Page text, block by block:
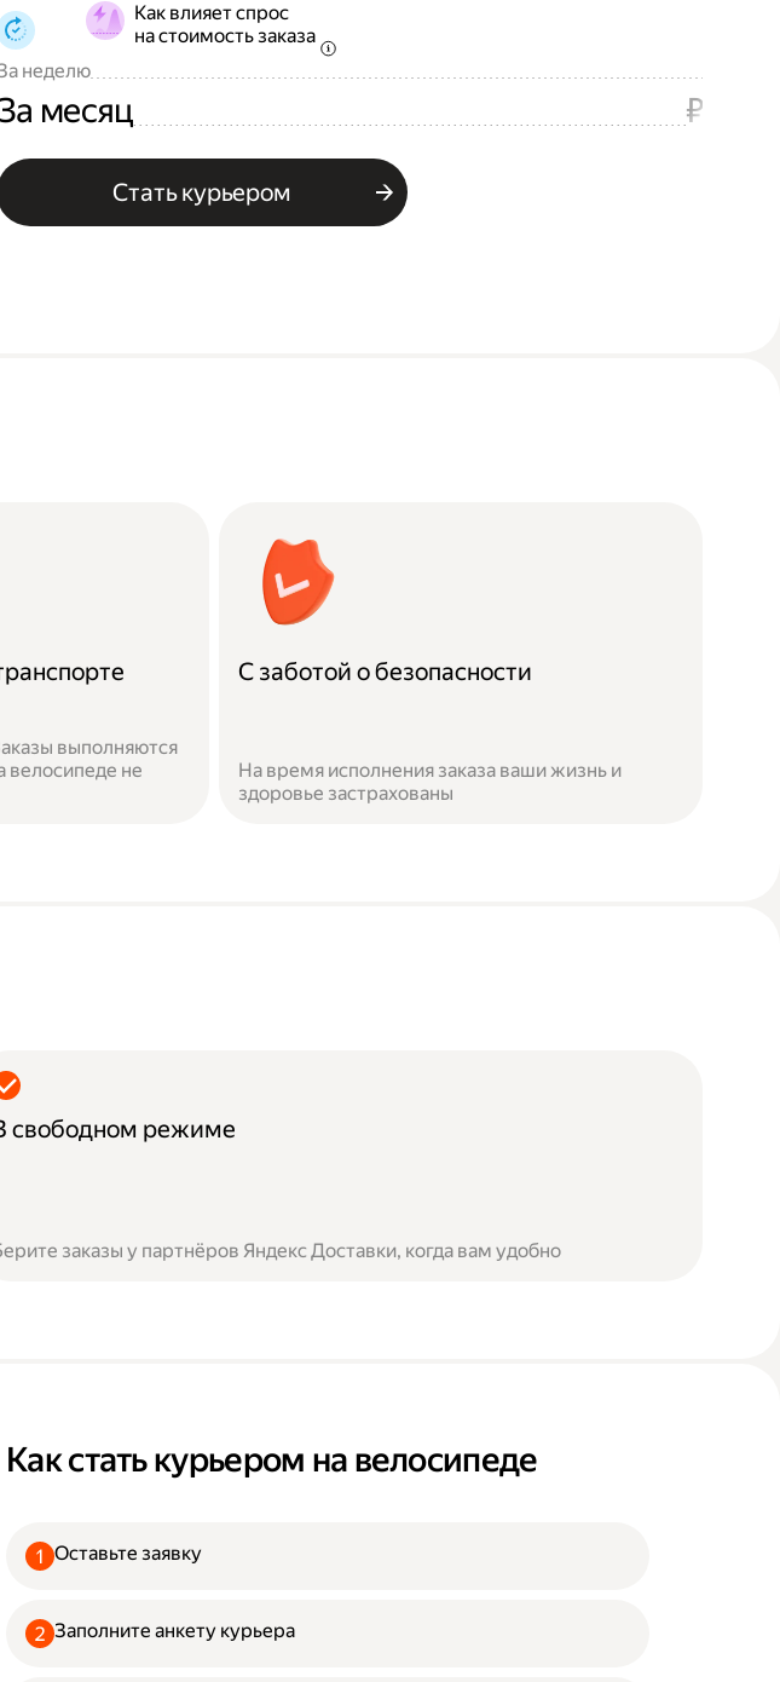
Как влияет спрос
на стоимость заказа
неделю
месяц ₽
Стать курьером
выполняются
велосипеде не
С заботой о безопасности
На время исполнения заказа ваши жизнь и
здоровье застрахованы
свободном режиме
заказы у партнёров Яндекс Доставки, когда вам удобно
Как стать курьером на велосипеде
Оставьте заявку
Заполните анкету курьера